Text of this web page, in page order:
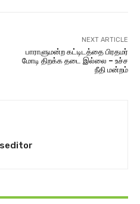
NEXT ARTICLE
பாராளுமன்ற கட்டிடத்தை பிரதமர்
மோடி திறக்க தடை இல்லை – உச்ச
நீதி மன்றம்